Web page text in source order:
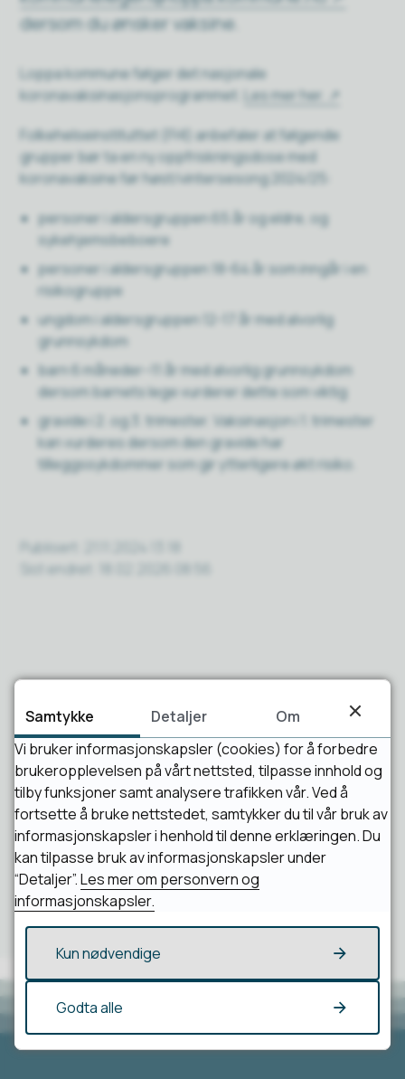
dersom du ønsker vaksine.
Loppa kommune følger det nasjonale
koronavaksinasjonsprogrammet.
Les mer her.
Folkehelseinstituttet (FHI) anbefaler at følgende
grupper bør ta en nyoppfriskningsdose med
koronavaksine før høst/vintersesong 2024/25:
personer i aldersgruppen 65 år og eldre, og
sykehjemsbeboere
personer i aldersgruppen 18-64 år som inngår i en
risikogruppe
ungdom i aldersgruppen 12-17 år med alvorlig
grunnsykdom
barn 6 måneder–11 år med alvorlig grunnsykdom
dersom barnets lege vurderer dette som viktig
gravide i 2. og 3. trimester. Vaksinasjon i 1. trimester
kan vurderes dersom den gravide har
tilleggssykdommer som gir ytterligere økt risiko.
Publisert
Sist endret
Fant du det du lette etter?
Ja Nei
Samtykke Detaljer
Om
Vi bruker informasjonskapsler (cookies) for å forbedre
brukeropplevelsen på vårt nettsted, tilpasse innhold og
tilby funksjoner samt analysere trafikken vår. Ved å
fortsette å bruke nettstedet, samtykker du til vår bruk av
informasjonskapsler i henhold til denne erklæringen. Du
kan tilpasse bruk av informasjonskapsler under
“Detaljer”.Les mer om personvern og
informasjonskapsler.
Kun nødvendige
Godta alle